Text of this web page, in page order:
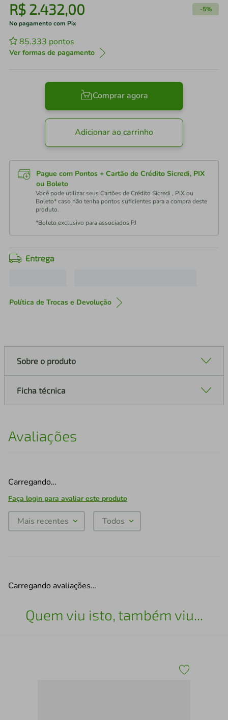
R$ 2.432,00 -5%
No pagamento com Pix
85.333 pontos
Ver formas de pagamento
Comprar agora
Adicionar ao carrinho
Pague com Pontos + Cartão de Crédito Sicredi, PIX
ou Boleto
Você pode utilizar seus Cartões de Crédito Sicredi , PIX ou
Boleto* caso não tenha pontos suficientes para a compra deste
produto.
*Boleto exclusivo para associados PJ
Entrega
Política de Trocas e Devolução
Sobre o produto
Ficha técnica
Avaliações
Carregando…
Faça login para avaliar este produto
Mais recentes Todos
Carregando avaliações…
Quem viu isto, também viu...